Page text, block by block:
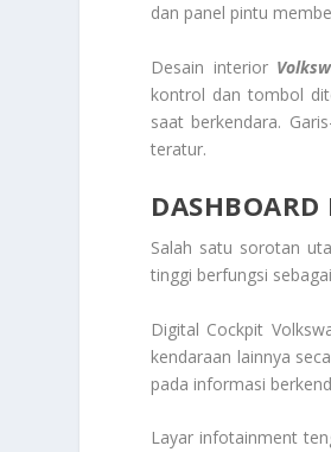
dan panel pintu
Desain interior
kontrol dan tombol
saat berkendara.
teratur.
Salah satu sorotan
tinggi berfungsi
Digital Cockpit
kendaraan lainnya
pada informasi
Layar infotainment